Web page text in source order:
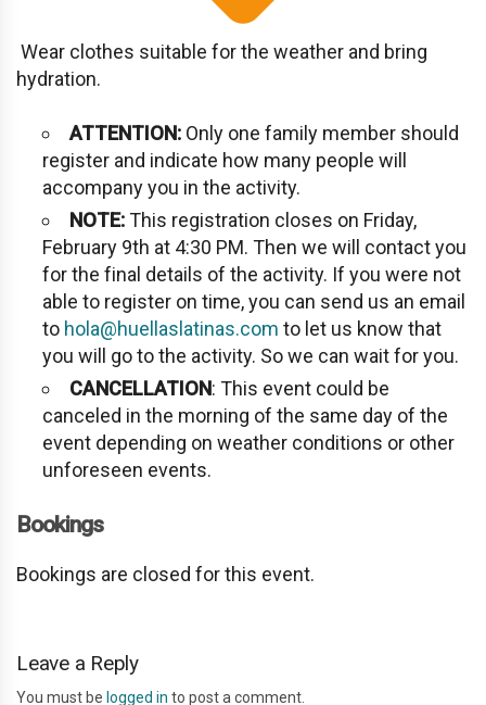
Wear clothes suitable for the weather and bring
hydration.
ATTENTION: Only one family member should
register and indicate how many people will
accompany you in the activity.
NOTE:This registration closes on Friday,
February 9th at 4:30 PM. Then we will contact you
for the final details of the activity. If you were not
able to register on time, you can send us an email
to hola@huellaslatinas.com to let us know that
you will go to the activity. So we can wait for you.
CANCELLATION: This event could be
canceled in the morning of the same day of the
event depending on weather conditions or other
unforeseen events.
Bookings
Bookings are closed for this event.
Leave a Reply
You must be logged in to post a comment.